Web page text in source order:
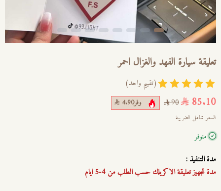
تعليقة سيارة الفهد والغزال احمر
(تقييم واحد)
85.10
90 وفر4.90
السعر شامل الضريبة
متوفر
مدة التنفيذ :
مدة تجهيز تعليقة الاكريلك حسب الطلب من 4-5 ايام